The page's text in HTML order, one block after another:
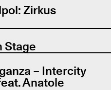
Zirkus
Stage
– Intercity
Anatole